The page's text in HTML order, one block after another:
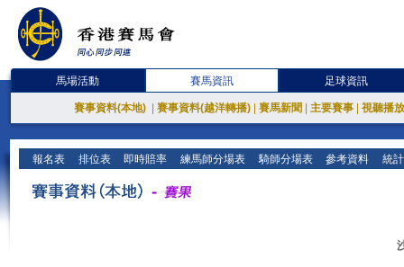
馬場活動 賽馬資訊 足球資訊
賽事資料(本地) 賽事資料(越洋轉播) 賽馬新聞 主要賽事 視聽播
報名表 排位表 即時賠率 練馬師分場表 騎師分場表 參考資料 統